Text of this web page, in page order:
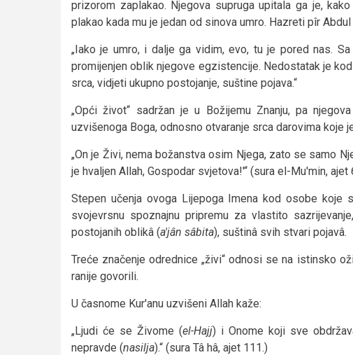
prizorom zaplakao. Njegova supruga upitala ga je,
plakao kada mu je jedan od sinova umro. Hazreti pîr
„Iako je umro, i dalje ga vidim, evo, tu je pored nas.
promijenjen oblik njegove egzistencije. Nedostatak je
srca, vidjeti ukupno postojanje, suštine pojava.“
„Opći život“ sadržan je u Božijemu Znanju, pa
uzvišenoga Boga, odnosno otvaranje srca darovima koje
„On je Živi, nema božanstva osim Njega, zato se samo
je hvaljen Allah, Gospodar svjetova!'“ (sura el-Mu'min, ajet
Stepen učenja ovoga Lijepoga Imena kod osobe koje
svojevrsnu spoznajnu pripremu za vlastito
postojanih oblikâ (a'jân sâbita), suštinâ svih stvari pojavâ.
Treće značenje odrednice „živi“ odnosi se na istinsko
ranije govorili.
U časnome Kur'anu uzvišeni Allah kaže:
„Ljudi će se Živome (el-Hajj) i Onome koji sve
nepravde (nasilja).“ (sura Tâ hâ, ajet 111.)